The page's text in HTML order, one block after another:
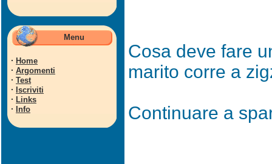
Menu
· Home
· Argomenti
· Test
· Iscriviti
· Links
· Info
Cosa deve fare
marito corre a
Continuare a